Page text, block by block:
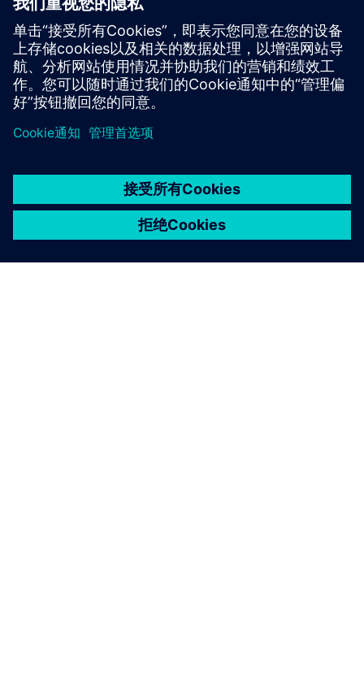
人工智能工厂设计基础架构。
发布时间：2026 年 3 月 16 日